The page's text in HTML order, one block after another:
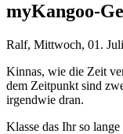
myKangoo-
Ralf, Mittwoch, 01.
Kinnas, wie die Zeit
dem Zeitpunkt sind
irgendwie dran.
Klasse das Ihr so